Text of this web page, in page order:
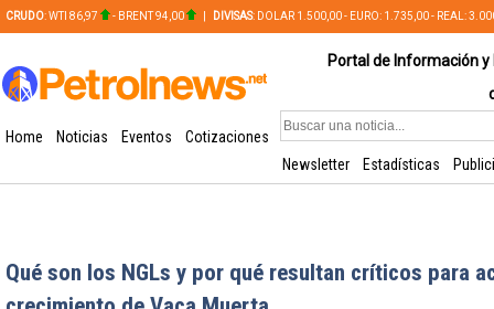
CRUDO: WTI 86,97 - BRENT 94,00 DIVISAS: DOLAR 1.500,00 - EURO: 1.735,00 - REAL:
Portal de Información
Home Noticias Eventos
Cotizaciones
Newsletter
Estadísticas
Qué son los NGLs y por qué resultan críticos para